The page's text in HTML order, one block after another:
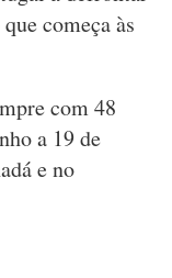
começa às
com 48
a 19 de
e no